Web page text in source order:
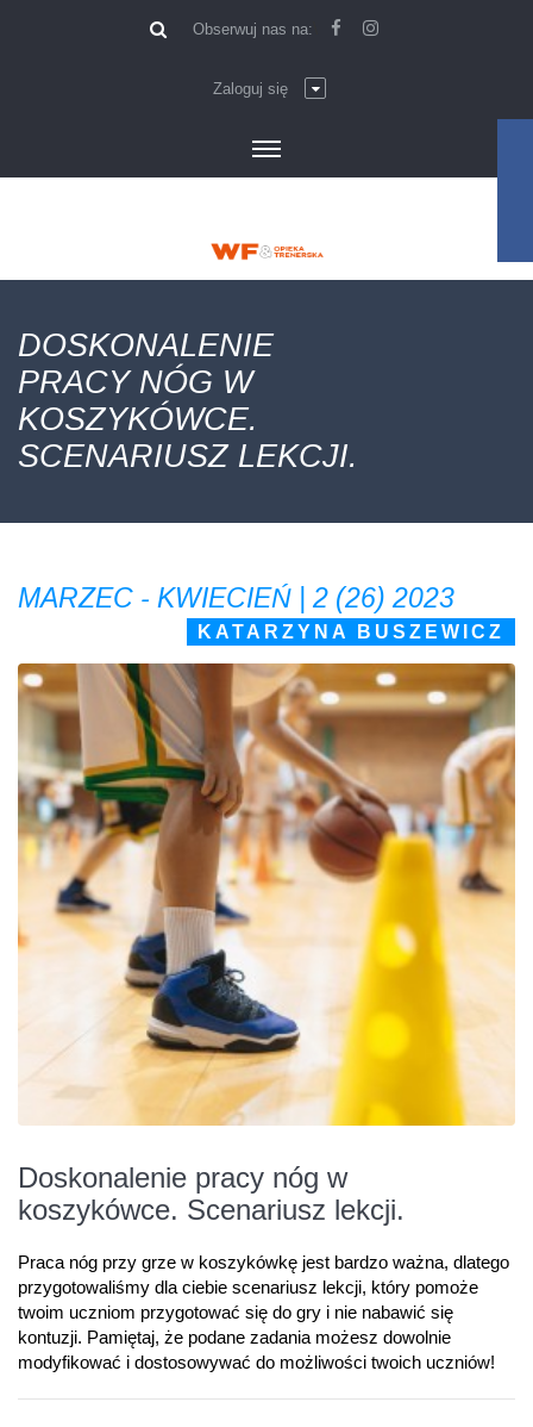
Obserwuj nas na:
Zaloguj się
DOSKONALENIE
PRACY NÓG W
KOSZYKÓWCE.
SCENARIUSZ LEKCJI.
MARZEC - KWIECIEŃ | 2 (26) 2023
KATARZYNA BUSZEWICZ
Doskonalenie pracy nóg w
koszykówce. Scenariusz lekcji.
Praca nóg przy grze w koszykówkę jest bardzo ważna, dlatego
przygotowaliśmy dla ciebie scenariusz lekcji, który pomoże
twoim uczniom przygotować się do gry i nie nabawić się
kontuzji. Pamiętaj, że podane zadania możesz dowolnie
modyfikować i dostosowywać do możliwości twoich uczniów!